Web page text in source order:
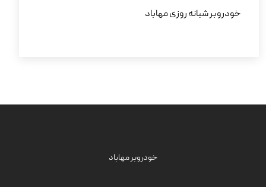
خودروبر شبانه روزی مهاباد
خودروبر مهاباد